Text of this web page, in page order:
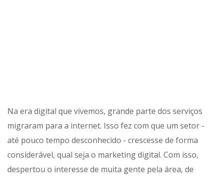
Na era digital que vivemos, grande parte dos serviços
migraram para a internet. Isso fez com que um setor -
até pouco tempo desconhecido - crescesse de forma
considerável, qual seja o marketing digital. Com isso,
despertou o interesse de muita gente pela área, de